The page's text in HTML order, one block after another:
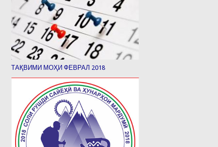
ТАҚВИМИ МОҲИ ФЕВРАЛ 2018